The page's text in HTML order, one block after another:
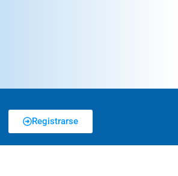
Registrarse